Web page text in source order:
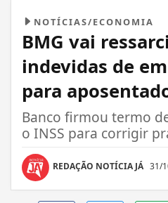
NOTÍCIAS/ECONOMIA
BMG vai
indevidas de
para
Banco firmou termo
o INSS para corrigir
REDAÇÃO NOTÍCIA JÁ 31/